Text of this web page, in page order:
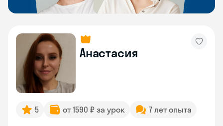
Анастасия
5 от 1590 ₽ за урок 7 лет опыта